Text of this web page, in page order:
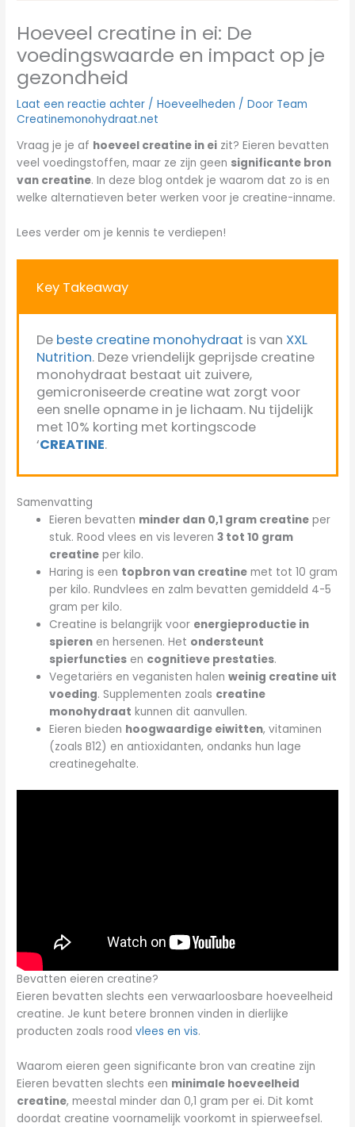
Hoeveel creatine in ei: De
voedingswaarde en impact op je
gezondheid
Laat een reactie achter /Hoeveelheden / Door Team
Creatinemonohydraat.net
Vraag je je af hoeveel creatine in ei zit? Eieren bevatten
veel voedingstoffen, maar ze zijn geen significante bron
van creatine. In deze blog ontdek je waarom dat zo is en
welke alternatieven beter werken voor je creatine-inname.
Lees verder om je kennis te verdiepen!
Key Takeaway
De beste creatine monohydraat is van XXL
Nutrition. Deze vriendelijk geprijsde creatine
monohydraat bestaat uit zuivere,
gemicroniseerde creatine wat zorgt voor
een snelle opname in je lichaam. Nu tijdelijk
met 10% korting met kortingscode
‘CREATINE.
Samenvatting
Eieren bevatten minder dan 0,1 gram creatine per
stuk. Rood vlees en vis leveren3 tot 10 gram
creatine per kilo.
Haring is een topbron van creatine met tot 10 gram
per kilo. Rundvlees en zalm bevatten gemiddeld 4-5
gram per kilo.
Creatine is belangrijk voor energieproductie in
spieren en hersenen. Het ondersteunt
spierfuncties en cognitieve prestaties.
Vegetariërs en veganisten halenweinig creatine uit
voeding. Supplementen zoals creatine
monohydraat kunnen dit aanvullen.
Eieren bieden hoogwaardige eiwitten, vitaminen
(zoals B12) en antioxidanten, ondanks hun lage
creatinegehalte.
Bevatten eieren creatine?
Eieren bevatten slechts een verwaarloosbare hoeveelheid
creatine. Je kunt betere bronnen vinden in dierlijke
producten zoals roodvlees en vis.
Waarom eieren geen significante bron van creatine zijn
Eieren bevatten slechts een minimale hoeveelheid
creatine, meestal minder dan 0,1 gram per ei. Dit komt
doordat creatine voornamelijk voorkomt in spierweefsel.